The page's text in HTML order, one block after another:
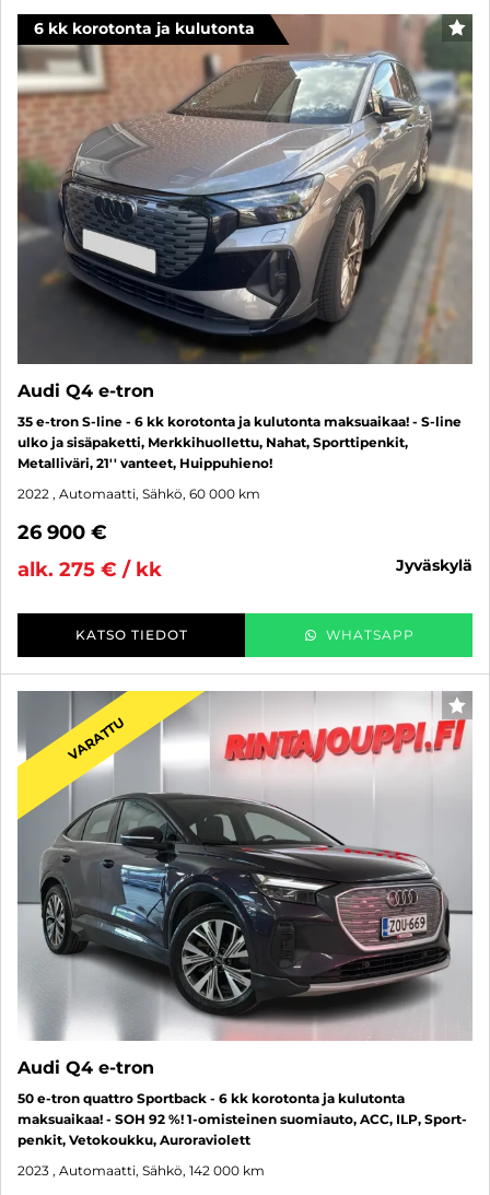
6 kk korotonta ja kulutonta
Audi Q4 e-tron
35 e-tron S-line - 6 kk korotonta ja kulutonta maksuaikaa! - S-line
ulko ja sisäpaketti, Merkkihuollettu, Nahat, Sporttipenkit,
Metalliväri, 21'' vanteet, Huippuhieno!
2022 , Automaatti, Sähkö, 60 000 km
26 900 €
alk. 275 € / kk
jyväskylä
KATSO TIEDOT WHATSAPP
VARATTU
Audi Q4 e-tron
50 e-tron quattro Sportback - 6 kk korotonta ja kulutonta
maksuaikaa! - SOH 92 %! 1-omisteinen suomiauto, ACC, ILP, Sport-
penkit, Vetokoukku, Auroraviolett
2023 , Automaatti, Sähkö, 142 000 km